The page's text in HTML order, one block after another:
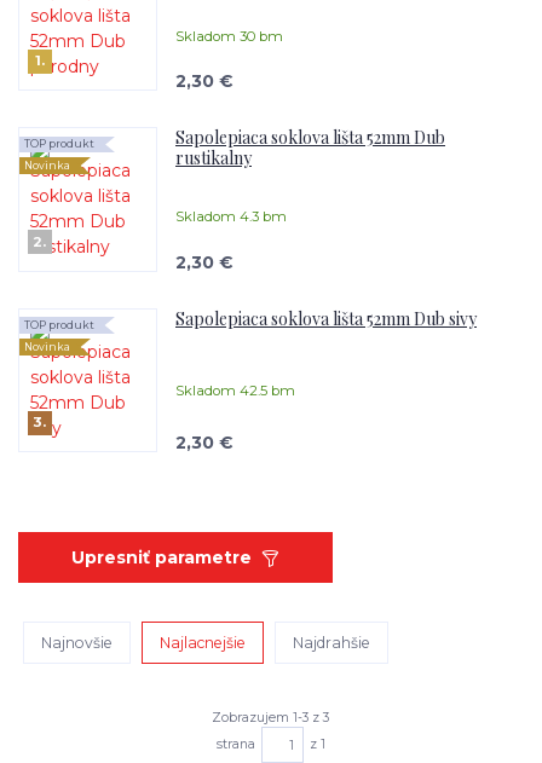
1.
Skladom 30 bm
2,30 €
2.
Sapolepiaca soklova lišta 52mm Dub
rustikalny
Skladom 4.3 bm
TOP produkt
Novinka
2,30 €
3.
Sapolepiaca soklova lišta 52mm Dub sivy
Skladom 42.5 bm
TOP produkt
Novinka
2,30 €
Upresniť parametre
Najnovšie Najlacnejšie Najdrahšie
Zobrazujem 1-3 z 3
strana
z 1